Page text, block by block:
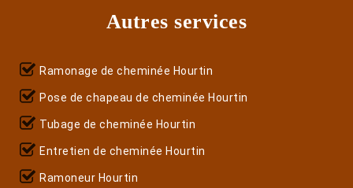
Autres services
Ramonage de cheminée Hourtin
Pose de chapeau de cheminée Hourtin
Tubage de cheminée Hourtin
Entretien de cheminée Hourtin
Ramoneur Hourtin